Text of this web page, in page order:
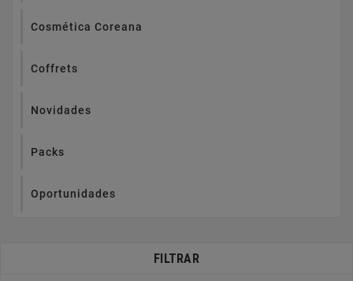
Cosmética Coreana
Coffrets
Novidades
Packs
Oportunidades
FILTRAR